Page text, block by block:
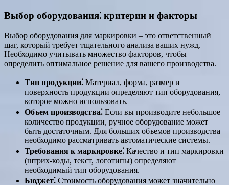
Выбор оборудования⁚ критерии и факторы
Выбор оборудования для маркировки – это ответственный
шаг, который требует тщательного анализа ваших нужд.
Необходимо учитывать множество факторов, чтобы
определить оптимальное решение для вашего производства.
Тип продукции⁚ Материал, форма, размер и
поверхность продукции определяют тип оборудования,
которое можно использовать.
Объем производства⁚ Если вы производите небольшое
количество продукции, ручное оборудование может
быть достаточным. Для больших объемов производства
необходимо рассматривать автоматические системы.
Требования к маркировке⁚ Качество и тип маркировки
(штрих-коды, текст, логотипы) определяют
необходимый тип оборудования.
Бюджет⁚ Стоимость оборудования может значительно